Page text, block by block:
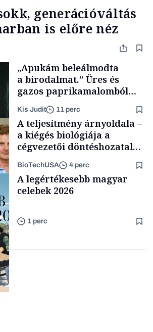
generációváltás
is előre néz
„Apukám beleálmodta
a birodalmat.” Üres és
gazos paprikamalomból
fűszersztori
Kis Judit 11 perc
A teljesítmény árnyoldala –
a kiégés biológiája a
cégvezetői döntéshozatal
BioTechUSA 4 perc
A legértékesebb magyar
celebek 2026
1 perc